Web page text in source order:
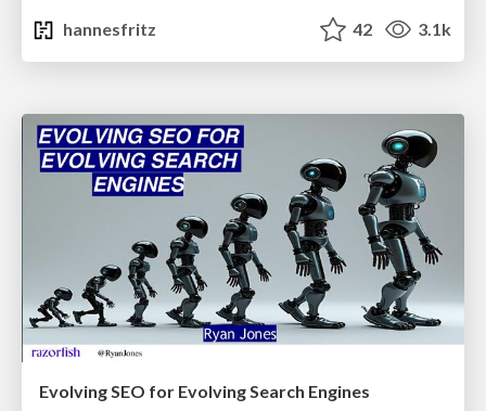
hannesfritz
42 3.1k
Evolving SEO for Evolving Search Engines